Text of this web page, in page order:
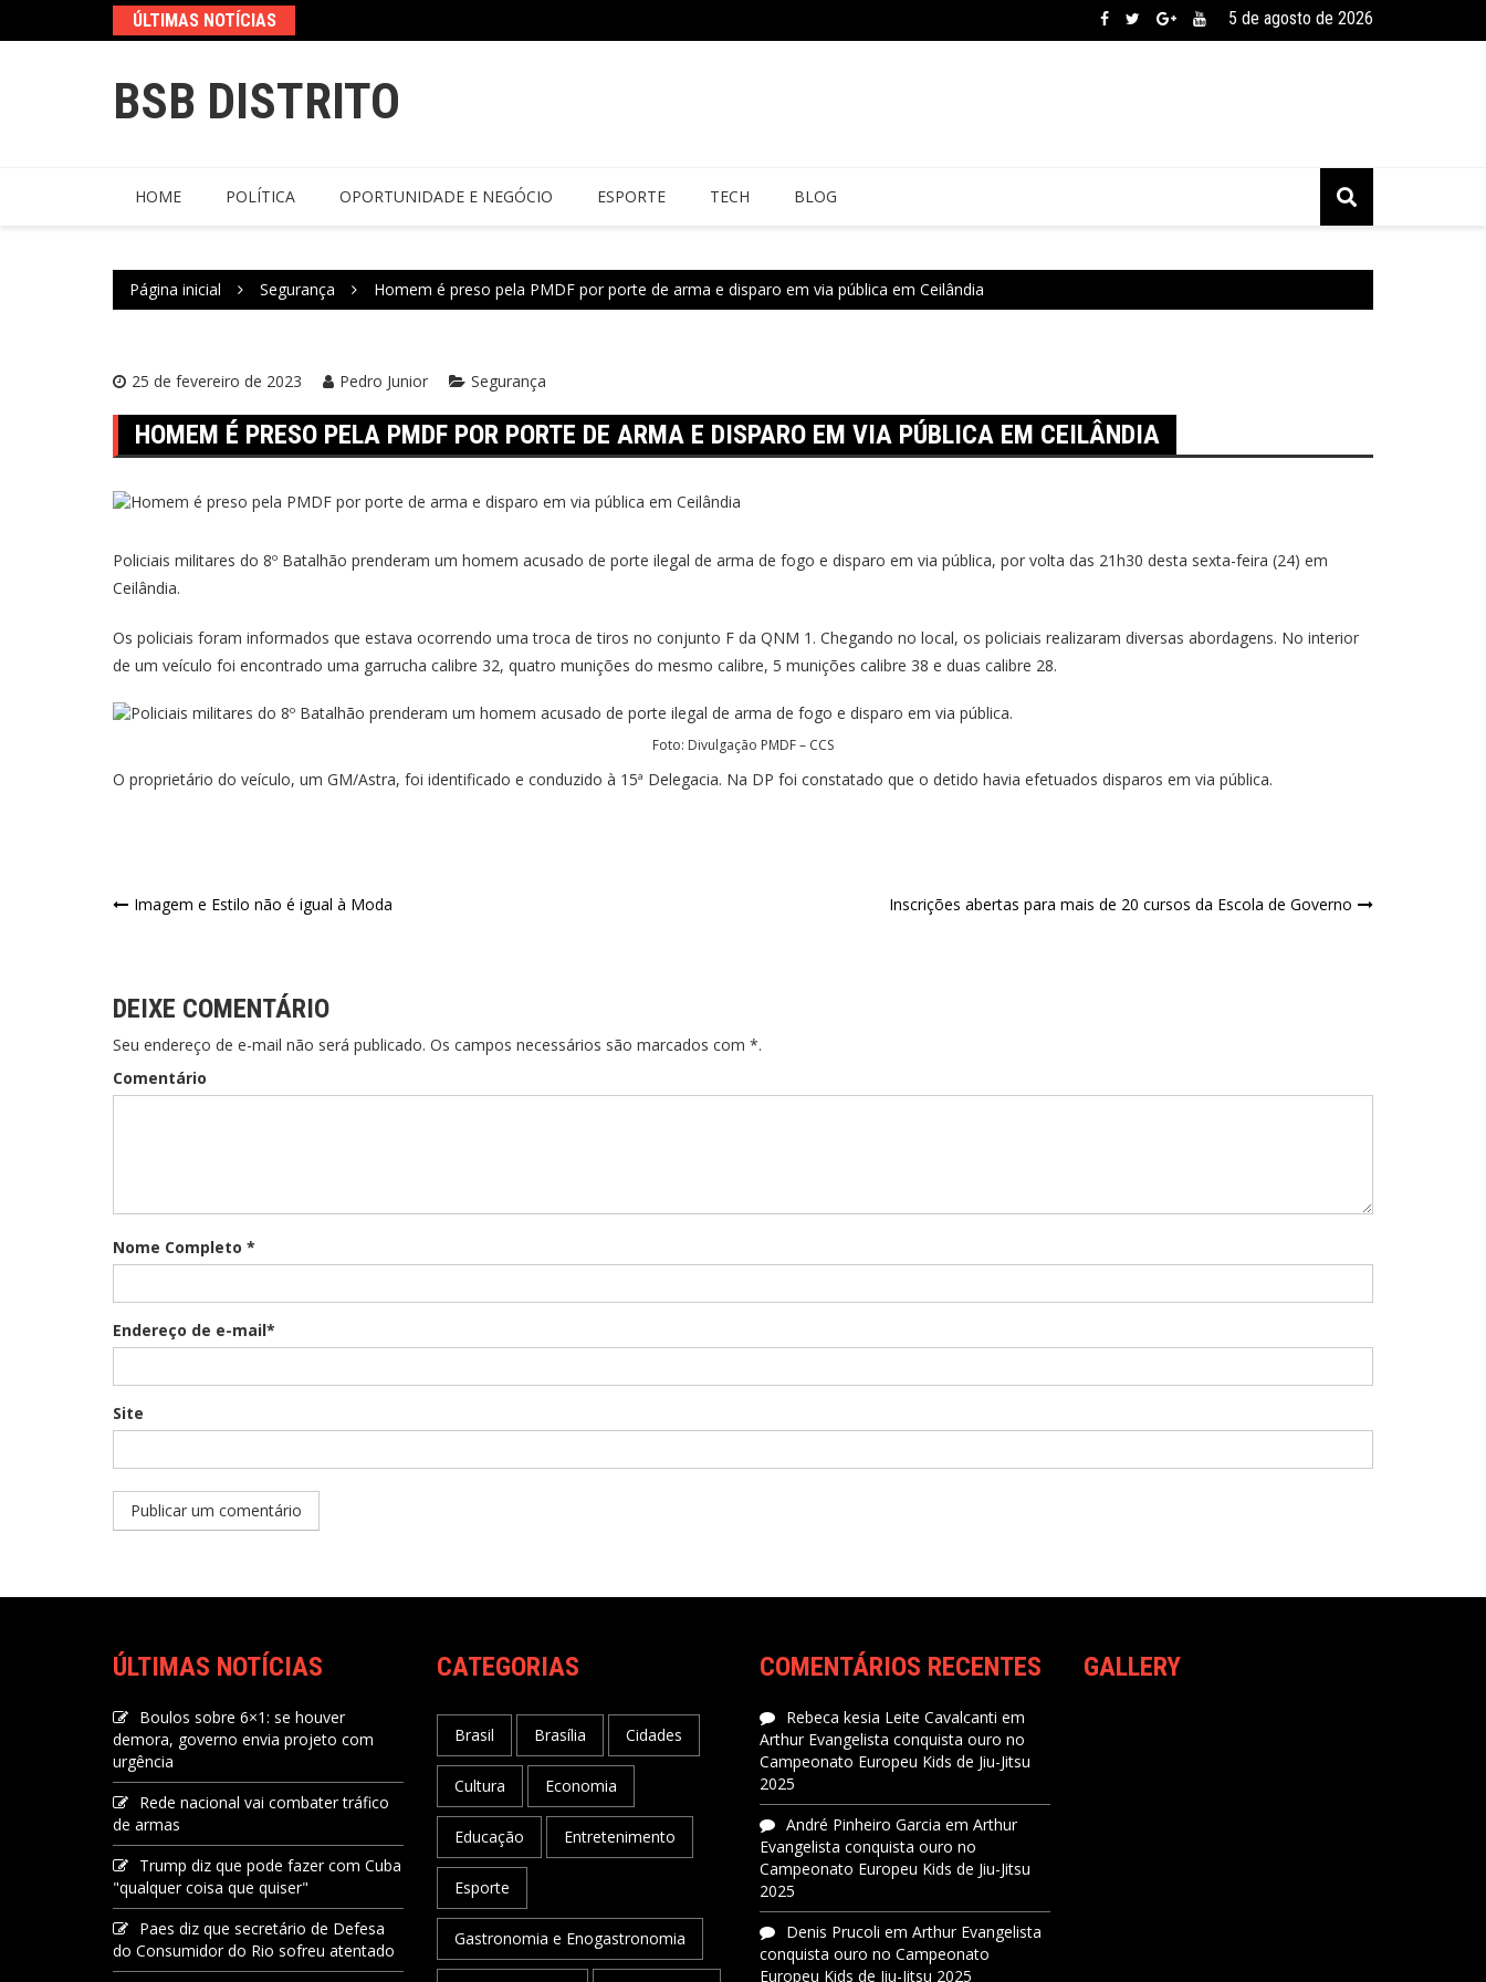
ÚLTIMAS NOTÍCIAS 5 de agosto de 2026
BSB DISTRITO
HOME POLÍTICA OPORTUNIDADE E NEGÓCIO ESPORTE TECH BLOG
Página inicial Segurança Homem é preso pela PMDF por porte de arma e disparo em via pública em Ceilândia
25 de fevereiro de 2023 Pedro Junior Segurança
HOMEM É PRESO PELA PMDF POR PORTE DE ARMA E DISPARO EM VIA PÚBLICA EM CEILÂNDIA
Policiais militares do 8º Batalhão prenderam um homem acusado de porte ilegal de arma de fogo e disparo em via pública, por volta das 21h30 desta sexta-feira (24) em
Ceilândia.
Os policiais foram informados que estava ocorrendo uma troca de tiros no conjunto F da QNM 1. Chegando no local, os policiais realizaram diversas abordagens. No interior
de um veículo foi encontrado uma garrucha calibre 32, quatro munições do mesmo calibre, 5 munições calibre 38 e duas calibre 28.
Foto: Divulgação PMDF – CCS
O proprietário do veículo, um GM/Astra, foi identificado e conduzido à 15ª Delegacia. Na DP foi constatado que o detido havia efetuados disparos em via pública.
Imagem e Estilo não é igual à Moda Inscrições abertas para mais de 20 cursos da Escola de Governo
DEIXE COMENTÁRIO
Seu endereço de e-mail não será publicado. Os campos necessários são marcados com *.
Comentário
Nome Completo *
Endereço de e-mail*
Site
ÚLTIMAS NOTÍCIAS
Boulos sobre 6×1: se houver
demora, governo envia projeto com
urgência
Rede nacional vai combater tráfico
de armas
Trump diz que pode fazer com Cuba
"qualquer coisa que quiser"
Paes diz que secretário de Defesa
do Consumidor do Rio sofreu atentado
CATEGORIAS
Brasil Brasília Cidades
Cultura Economia
Educação Entretenimento
Esporte
Gastronomia e Enogastronomia
COMENTÁRIOS RECENTES
Rebeca kesia Leite Cavalcanti em
Arthur Evangelista conquista ouro no
Campeonato Europeu Kids de Jiu-Jitsu
2025
André Pinheiro Garcia em Arthur
Evangelista conquista ouro no
Campeonato Europeu Kids de Jiu-Jitsu
2025
Denis Prucoli em Arthur Evangelista
conquista ouro no Campeonato
Europeu Kids de Jiu-Jitsu 2025
GALLERY